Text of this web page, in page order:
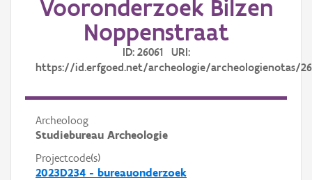
AanmeldenVooronderzoek Bilzen
Noppenstraat
ID: 26061 URI:
https://id.erfgoed.net/archeologie/archeologienotas/
Archeoloog
Studiebureau Archeologie
Projectcode(s)
2023D234 - bureauonderzoek